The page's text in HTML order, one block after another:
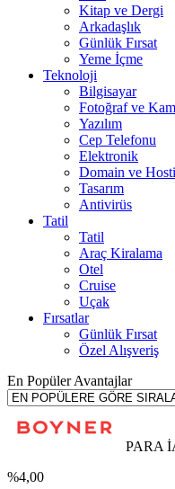
Kitap ve Dergi
Arkadaşlık
Günlük Fırsat
Yeme İçme
Teknoloji
Bilgisayar
Fotoğraf ve
Yazılım
Cep Telefonu
Elektronik
Domain ve
Tasarım
Antivirüs
Tatil
Tatil
Araç Kiralama
Otel
Cruise
Uçak
Fırsatlar
Günlük Fırsat
Özel Alışveriş
En Popüler Avantajlar
PARA
%4,00